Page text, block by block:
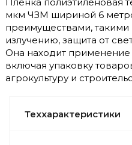
мкм ЧЗМ шириной 6
преимуществами, такими
излучению, защита от
Она находит применение
включая упаковку
агрокультуру и
Теххарактеристики